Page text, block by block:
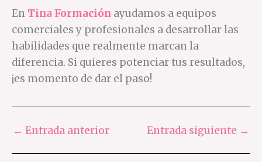
En Tina Formación ayudamos a equipos
comerciales y profesionales a desarrollar las
habilidades que realmente marcan la
diferencia. Si quieres potenciar tus resultados,
¡es momento de dar el paso!
← Entrada anterior Entrada siguiente →